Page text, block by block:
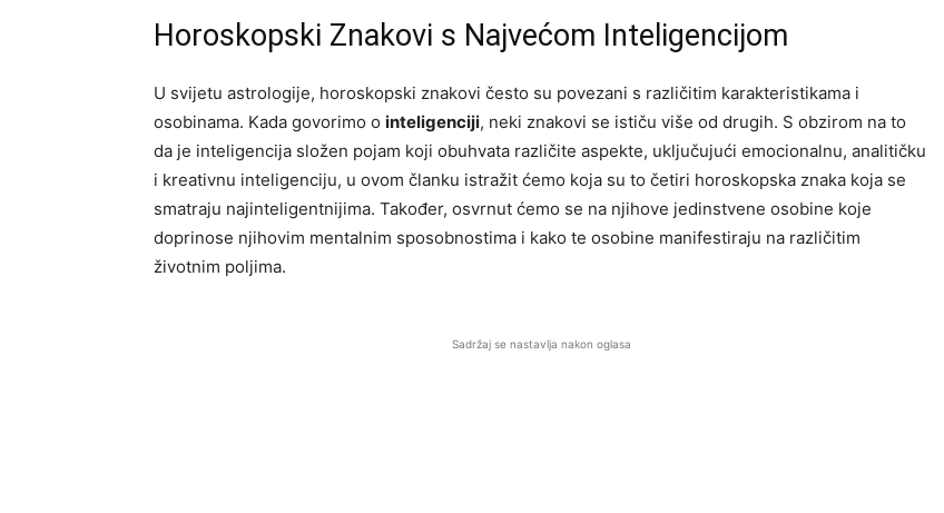
Horoskopski Znakovi s Najvećom Inteligencijom
U svijetu astrologije, horoskopski znakovi često su povezani s različitim karakteristikama i
osobinama. Kada govorimo o inteligenciji, neki znakovi se ističu više od drugih. S obzirom na to
da je inteligencija složen pojam koji obuhvata različite aspekte, uključujući emocionalnu, analitičku
i kreativnu inteligenciju, u ovom članku istražit ćemo koja su to četiri horoskopska znaka koja se
smatraju najinteligentnijima. Također, osvrnut ćemo se na njihove jedinstvene osobine koje
doprinose njihovim mentalnim sposobnostima i kako te osobine manifestiraju na različitim
životnim poljima.
Sadržaj se nastavlja nakon oglasa